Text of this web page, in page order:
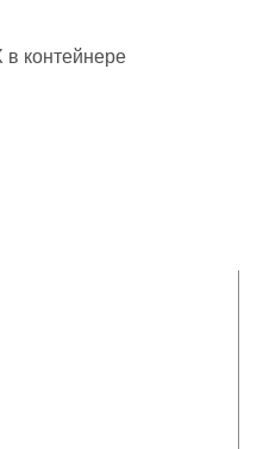
в контейнере